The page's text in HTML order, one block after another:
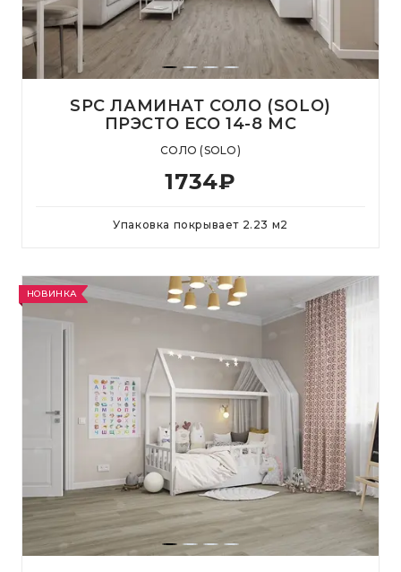
SPC ЛАМИНАТ СОЛО (SOLO)
ПРЭСТО ЕСО 14-8 MC
СОЛО (SOLO)
1734₽
Упаковка покрывает 2.23 м2
НОВИНКА